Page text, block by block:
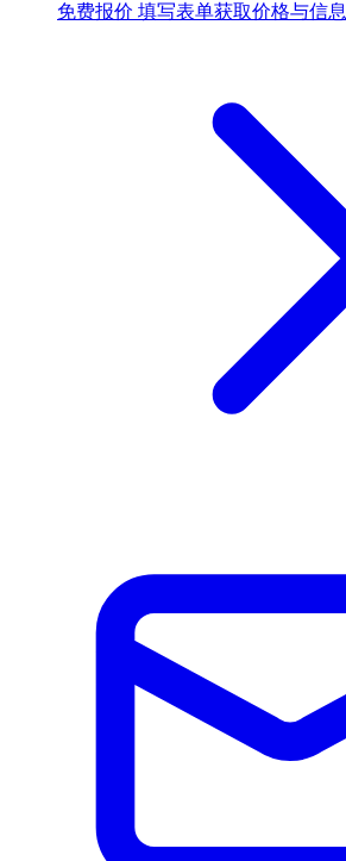
免费报价 填写表单获取价格与信息